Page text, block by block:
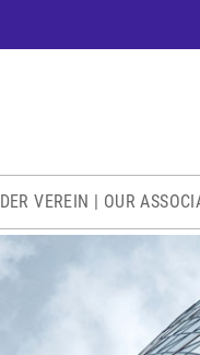
DER VEREIN | OUR